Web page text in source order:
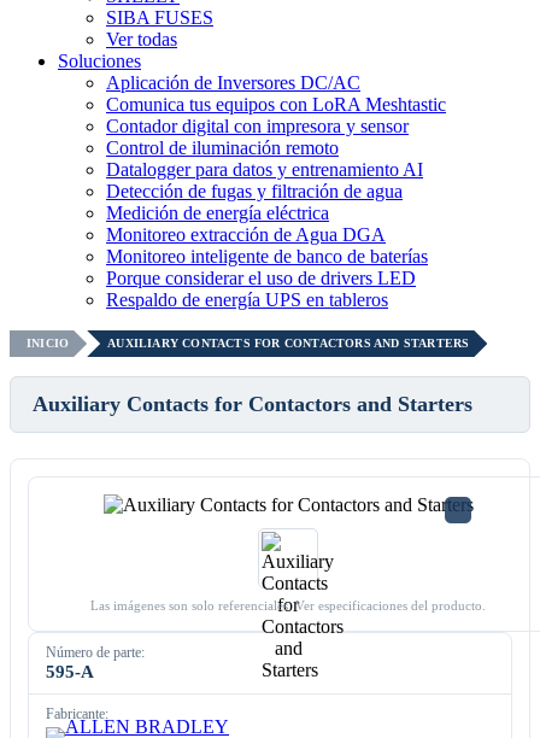
SIBA FUSES
Ver todas
Soluciones
Aplicación de Inversores DC/AC
Comunica tus equipos con LoRA Meshtastic
Contador digital con impresora y sensor
Control de iluminación remoto
Datalogger para datos y entrenamiento AI
Detección de fugas y filtración de agua
Medición de energía eléctrica
Monitoreo extracción de Agua DGA
Monitoreo inteligente de banco de baterías
Porque considerar el uso de drivers LED
Respaldo de energía UPS en tableros
INICIO AUXILIARY CONTACTS FOR CONTACTORS AND STARTERS
Auxiliary Contacts for Contactors and Starters
Las imágenes son solo referenciales. Ver especificaciones del producto.
Número de parte:
595-A
Fabricante: